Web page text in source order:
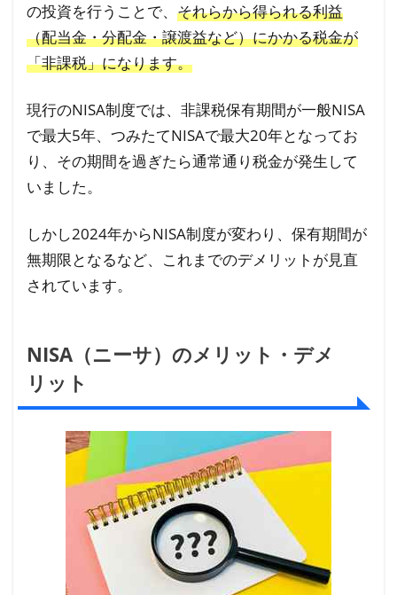
の投資を行うことで、 それらから得られる利益
（配当金・分配金・譲渡益など）にかかる税金が
「非課税」になります。
現行のNISA制度では、非課税保有期間が一般NISA
で最大5年、つみたてNISAで最大20年となってお
り、その期間を過ぎたら通常通り税金が発生して
いました。
しかし2024年からNISA制度が変わり、保有期間が
無期限となるなど、これまでのデメリットが見直
されています。
NISA（ニーサ）のメリット・デメ
リット